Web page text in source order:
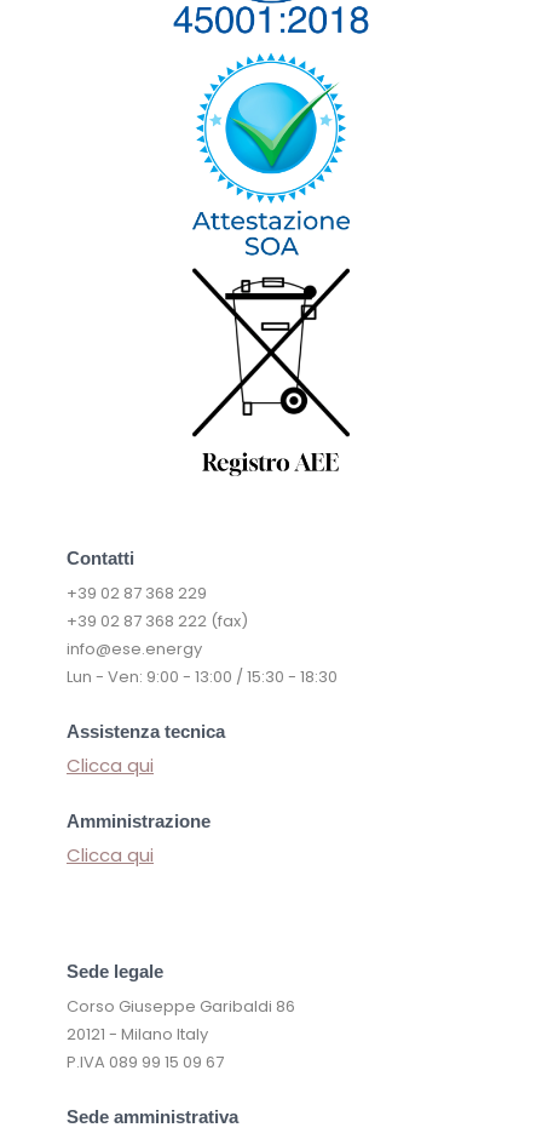
Contatti
+39 02 87 368 229
+39 02 87 368 222 (fax)
info@ese.energy
Lun - Ven: 9:00 - 13:00 / 15:30 - 18:30
Assistenza tecnica
Clicca qui
Amministrazione
Clicca qui
Sede legale
Corso Giuseppe Garibaldi 86
20121 - Milano Italy
P.IVA 089 99 15 09 67
Sede amministrativa